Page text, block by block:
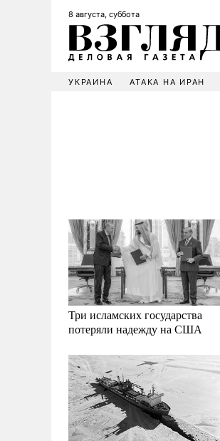
8 августа, суббота
УКРАИНА АТАКА НА ИРАН
Три исламских государства
потеряли надежду на США